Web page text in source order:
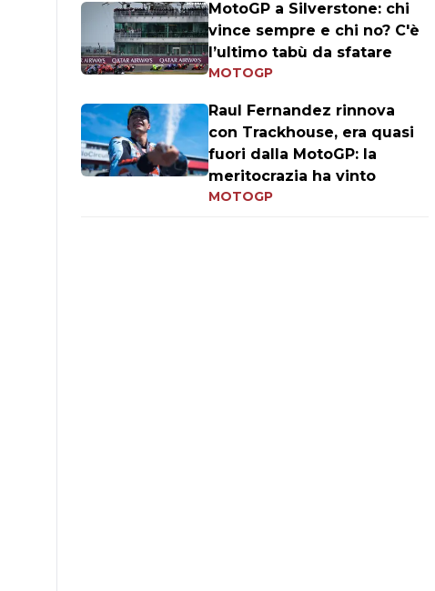
MotoGP a Silverstone: chi
vince sempre e chi no? C'è
l’ultimo tabù da sfatare
MOTOGP
Raul Fernandez rinnova
con Trackhouse, era quasi
fuori dalla MotoGP: la
meritocrazia ha vinto
MOTOGP